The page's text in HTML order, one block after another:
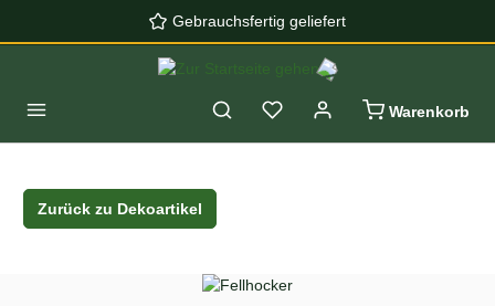
Zum Hauptinhalt springenGebrauchsfertig geliefert
Warenkorb
Zurück zu Dekoartikel
Bildergalerie überspringen